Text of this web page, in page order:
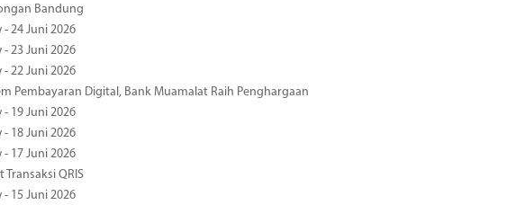
Bandung
24 Juni 2026
23 Juni 2026
22 Juni 2026
Pembayaran Digital, Bank Muamalat Raih Penghargaan
19 Juni 2026
18 Juni 2026
17 Juni 2026
QRIS
15 Juni 2026